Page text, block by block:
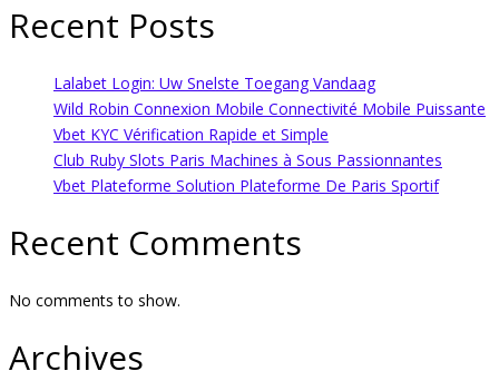
Recent Posts
Lalabet Login: Uw Snelste Toegang Vandaag
Wild Robin Connexion Mobile Connectivité Mobile Puissante
Vbet KYC Vérification Rapide et Simple
Club Ruby Slots Paris Machines à Sous Passionnantes
Vbet Plateforme Solution Plateforme De Paris Sportif
Recent Comments
No comments to show.
Archives